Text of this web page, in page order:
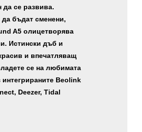
да се развива.
да бъдат сменени,
A5 олицетворява
Истински дъб и
и впечатляващ
се на любимата
Beolink
Deezer, Tidal